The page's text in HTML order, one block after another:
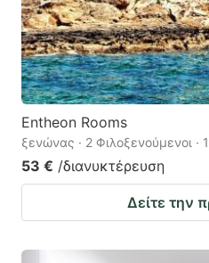
Entheon Rooms
ξενώνας · 2 Φιλοξενούμενοι ·
53 € /διανυκτέρευση
Δείτε την